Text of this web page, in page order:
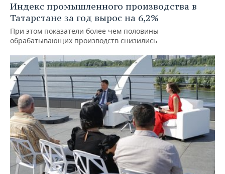
Индекс промышленного производства в
Татарстане за год вырос на 6,2%
При этом показатели более чем половины
обрабатывающих производств снизились